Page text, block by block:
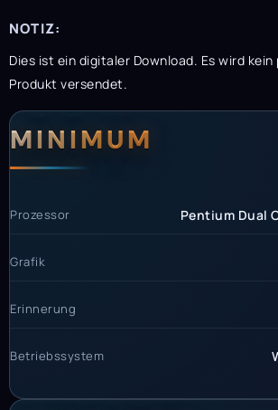
NOTIZ:
Dies ist ein digitaler Download. Es wird kein
Produkt versendet.
MINIMUM
Prozessor Pentium Dual
Grafik
Erinnerung
Betriebssystem